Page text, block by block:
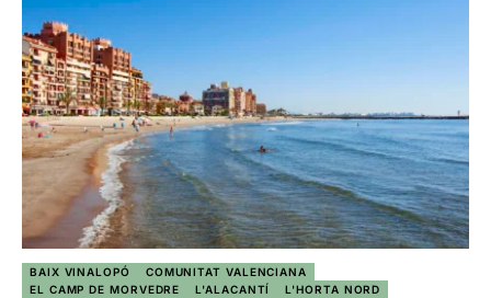
BAIX VINALOPÓ
COMUNITAT VALENCIANA
EL CAMP DE MORVEDRE
L'ALACANTÍ
L'HORTA NORD